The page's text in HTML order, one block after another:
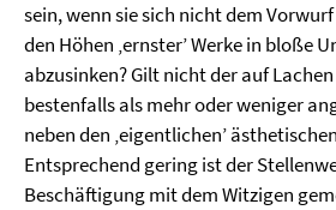
sein, wenn sie sich nicht dem
den Höhen ‚ernster’ Werke in bloße
abzusinken? Gilt nicht der auf
bestenfalls als mehr oder weniger
neben den ‚eigentlichen’
Entsprechend gering ist der
Beschäftigung mit dem Witzigen